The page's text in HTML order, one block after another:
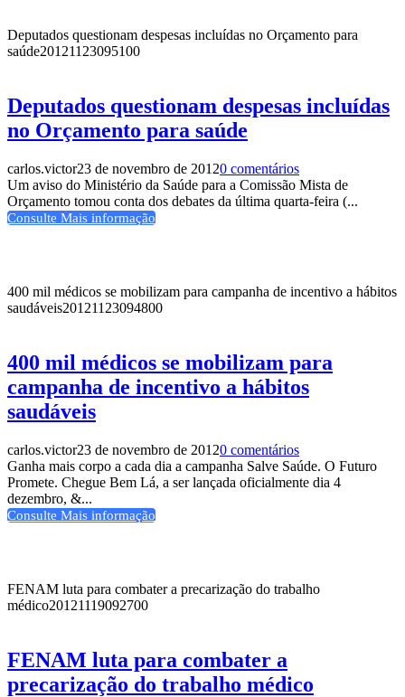
Deputados questionam despesas incluídas no Orçamento para
saúde20121123095100
Deputados questionam despesas incluídas
no Orçamento para saúde
carlos.victor23 de novembro de 20120 comentários
Um aviso do Ministério da Saúde para a Comissão Mista de
Orçamento tomou conta dos debates da última quarta-feira (...
Consulte Mais informação
400 mil médicos se mobilizam para campanha de incentivo a hábitos
saudáveis20121123094800
400 mil médicos se mobilizam para
campanha de incentivo a hábitos
saudáveis
carlos.victor23 de novembro de 20120 comentários
Ganha mais corpo a cada dia a campanha Salve Saúde. O Futuro
Promete. Chegue Bem Lá, a ser lançada oficialmente dia 4
dezembro, &...
Consulte Mais informação
FENAM luta para combater a precarização do trabalho
médico20121119092700
FENAM luta para combater a
precarização do trabalho médico